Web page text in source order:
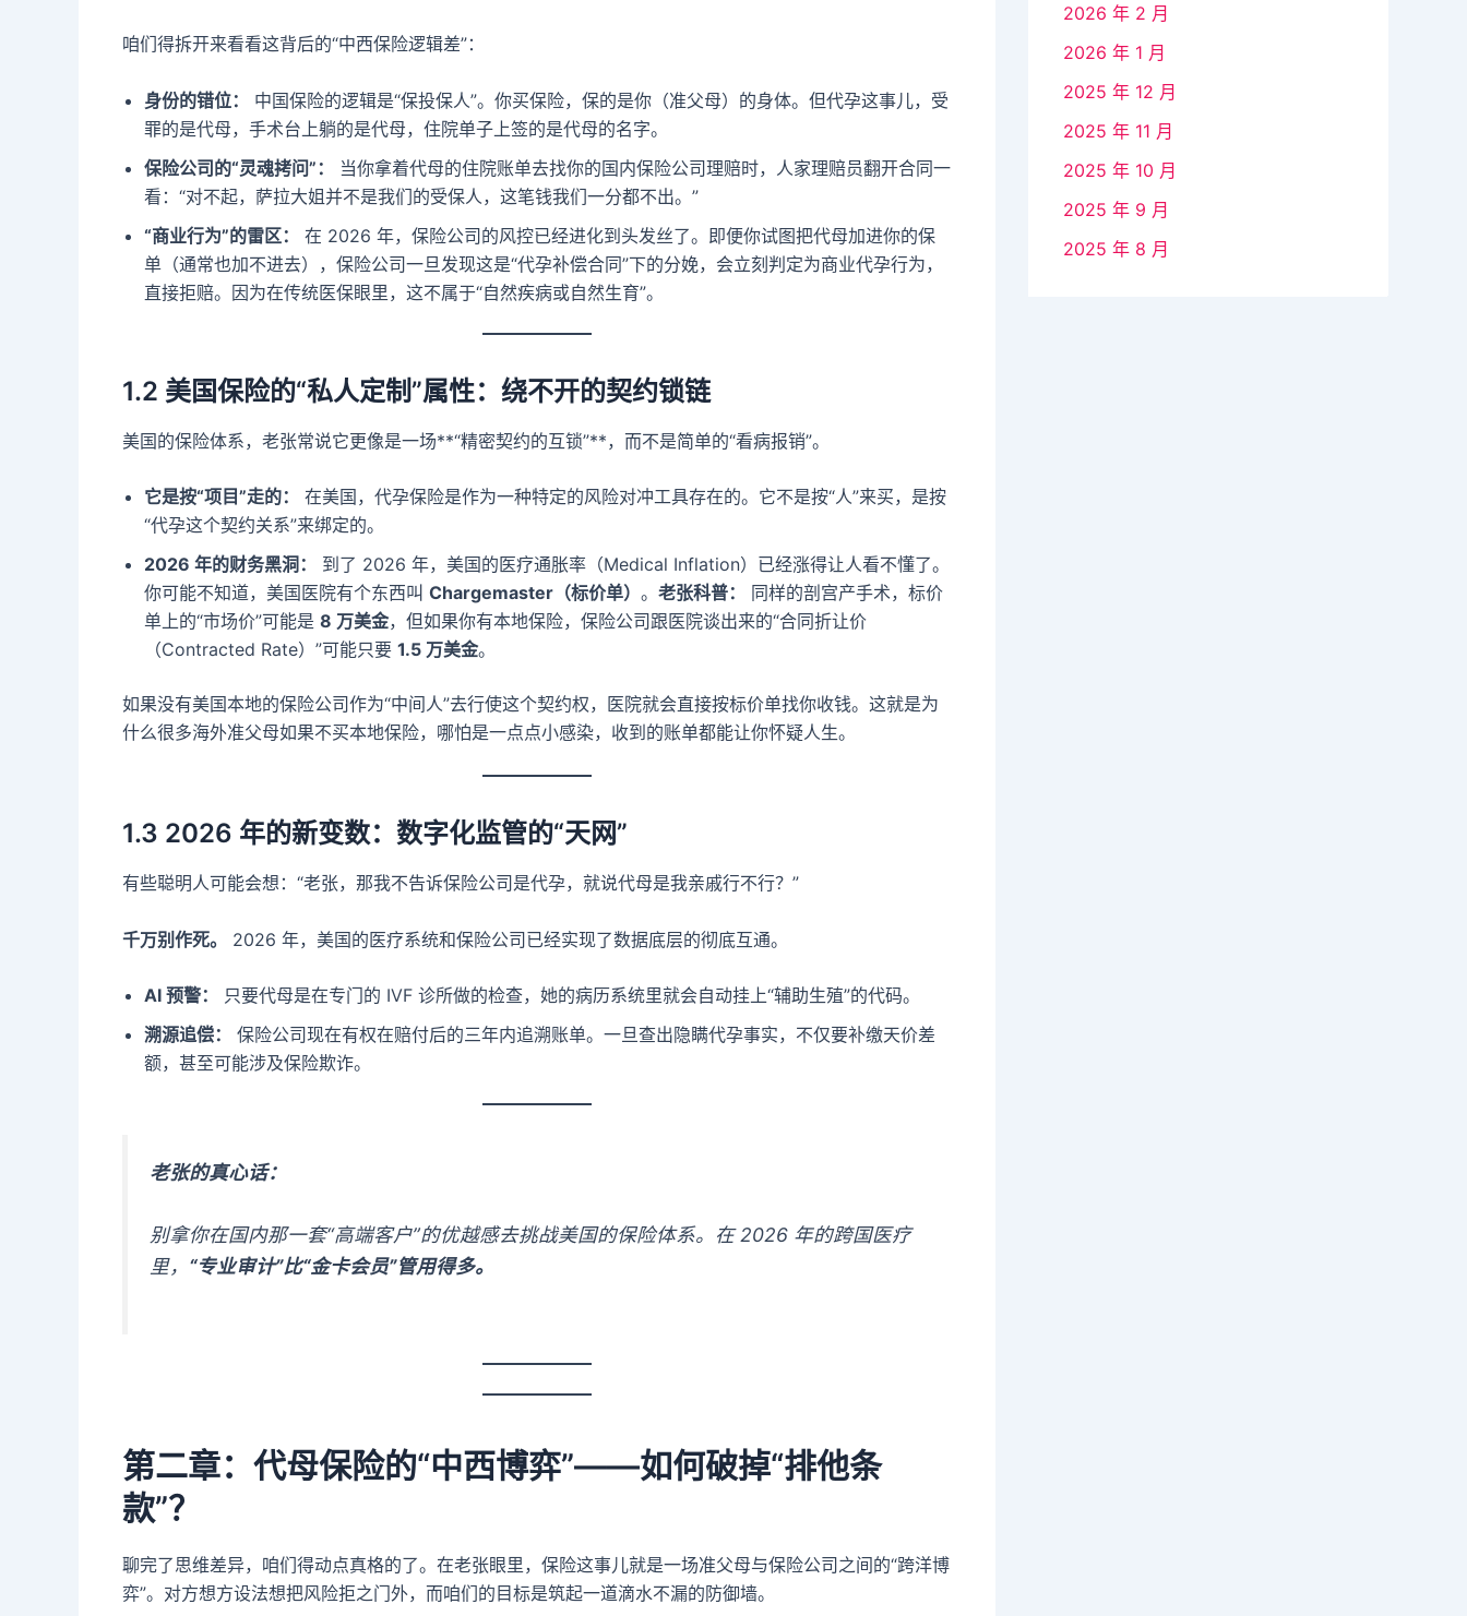
咱们得拆开来看看这背后的“中西保险逻辑差”：
身份的错位：
中国保险的逻辑是“保投保人”。你买保险，保的是你（准父母）的身体。但代孕这事儿，受
罪的是代母，手术台上躺的是代母，住院单子上签的是代母的名字。
保险公司的“灵魂拷问”：
当你拿着代母的住院账单去找你的国内保险公司理赔时，人家理赔员翻开合同一
看：“对不起，萨拉大姐并不是我们的受保人，这笔钱我们一分都不出。”
“商业行为”的雷区：
在 2026 年，保险公司的风控已经进化到头发丝了。即便你试图把代母加进你的保
单（通常也加不进去），保险公司一旦发现这是“代孕补偿合同”下的分娩，会立刻判定为商业代孕行为，
直接拒赔。因为在传统医保眼里，这不属于“自然疾病或自然生育”。
1.2 美国保险的“私人定制”属性：绕不开的契约锁链
美国的保险体系，老张常说它更像是一场**“精密契约的互锁”**，而不是简单的“看病报销”。
它是按“项目”走的：
在美国，代孕保险是作为一种特定的风险对冲工具存在的。它不是按“人”来买，是按
“代孕这个契约关系”来绑定的。
2026 年的财务黑洞：
到了 2026 年，美国的医疗通胀率（Medical Inflation）已经涨得让人看不懂了。
你可能不知道，美国医院有个东西叫 Chargemaster（标价单） 。 老张科普：
同样的剖宫产手术，标价
单上的“市场价”可能是 8 万美金，但如果你有本地保险，保险公司跟医院谈出来的“合同折让价
（Contracted Rate）”可能只要 1.5 万美金。
如果没有美国本地的保险公司作为“中间人”去行使这个契约权，医院就会直接按标价单找你收钱。这就是为
什么很多海外准父母如果不买本地保险，哪怕是一点点小感染，收到的账单都能让你怀疑人生。
1.3 2026 年的新变数：数字化监管的“天网”
有些聪明人可能会想：“老张，那我不告诉保险公司是代孕，就说代母是我亲戚行不行？”
千万别作死。 2026 年，美国的医疗系统和保险公司已经实现了数据底层的彻底互通。
AI 预警：
只要代母是在专门的 IVF 诊所做的检查，她的病历系统里就会自动挂上“辅助生殖”的代码。
溯源追偿：
保险公司现在有权在赔付后的三年内追溯账单。一旦查出隐瞒代孕事实，不仅要补缴天价差
额，甚至可能涉及保险欺诈。
老张的真心话：
别拿你在国内那一套“高端客户”的优越感去挑战美国的保险体系。在 2026 年的跨国医疗
里， “专业审计”比“金卡会员”管用得多。
第二章：代母保险的“中西博弈”——如何破掉“排他条
款”？
聊完了思维差异，咱们得动点真格的了。在老张眼里，保险这事儿就是一场准父母与保险公司之间的“跨洋博
弈”。对方想方设法想把风险拒之门外，而咱们的目标是筑起一道滴水不漏的防御墙。
2026 年 2 月
2026 年 1 月
2025 年 12 月
2025 年 11 月
2025 年 10 月
2025 年 9 月
2025 年 8 月